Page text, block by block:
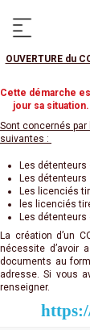
OUVERTURE du
Cette démarche
jour sa
Sont concernés
suivantes :
Les
Les
Les licenciés
les licenciés
Les
La création d’un
nécessite d’avoir
documents au
adresse. Si vous
renseigner.